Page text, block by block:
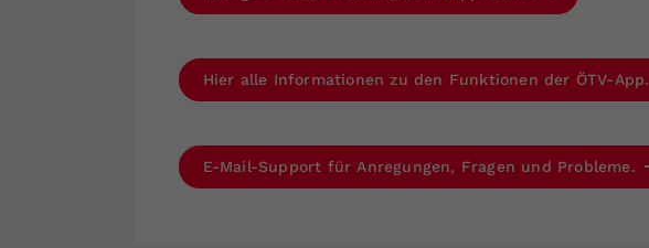
Hier alle Informationen zu den Funktionen der ÖTV-App.
E-Mail-Support für Anregungen, Fragen und Probleme.